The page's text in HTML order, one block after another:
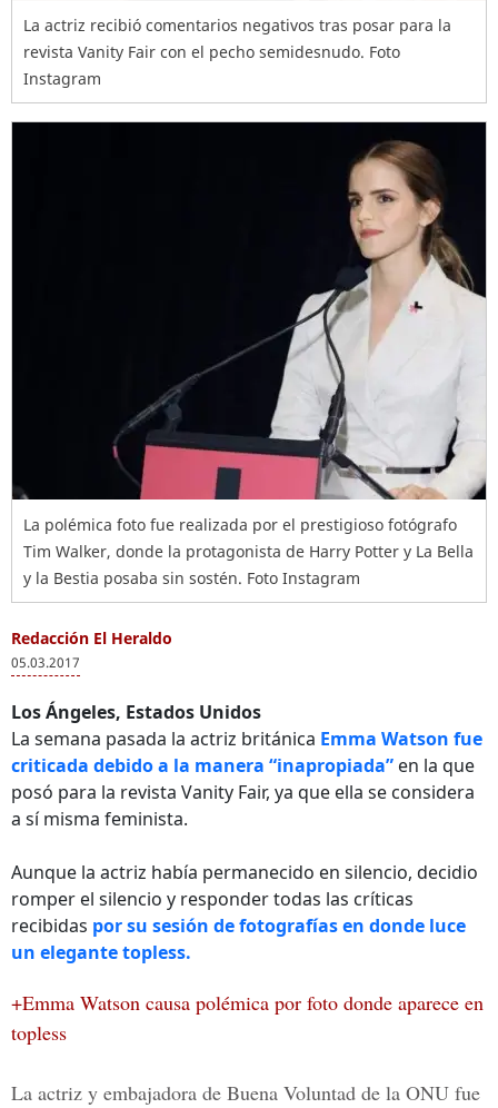
La actriz recibió comentarios negativos tras posar para la
revista Vanity Fair con el pecho semidesnudo. Foto
Instagram
La polémica foto fue realizada por el prestigioso fotógrafo
Tim Walker, donde la protagonista de Harry Potter y La Bella
y la Bestia posaba sin sostén. Foto Instagram
Redacción El Heraldo
05.03.2017
Los Ángeles, Estados Unidos
La semana pasada la actriz británica Emma Watson fue
criticada debido a la manera “inapropiada” en la que
posó para la revista Vanity Fair, ya que ella se considera
a sí misma feminista.
Aunque la actriz había permanecido en silencio, decidio
romper el silencio y responder todas las críticas
recibidas por su sesión de fotografías en donde luce
un elegante topless.
+Emma Watson causa polémica por foto donde aparece en
topless
La actriz y embajadora de Buena Voluntad de la ONU fue